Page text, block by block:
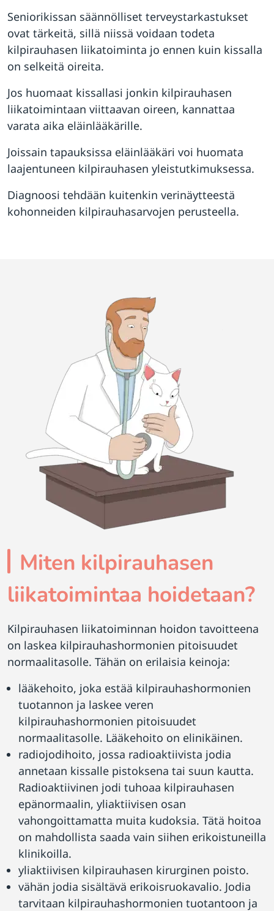
Seniorikissan säännölliset terveystarkastukset
ovat tärkeitä, sillä niissä voidaan todeta
kilpirauhasen liikatoiminta jo ennen kuin kissalla
on selkeitä oireita.
Jos huomaat kissallasi jonkin kilpirauhasen
liikatoimintaan viittaavan oireen, kannattaa
varata aika eläinlääkärille.
Joissain tapauksissa eläinlääkäri voi huomata
laajentuneen kilpirauhasen yleistutkimuksessa.
Diagnoosi tehdään kuitenkin verinäytteestä
kohonneiden kilpirauhasarvojen perusteella.
Miten kilpirauhasen
liikatoimintaa hoidetaan?
Kilpirauhasen liikatoiminnan hoidon tavoitteena
on laskea kilpirauhashormonien pitoisuudet
normaalitasolle. Tähän on erilaisia keinoja:
lääkehoito, joka estää kilpirauhashormonien
tuotannon ja laskee veren
kilpirauhashormonien pitoisuudet
normaalitasolle. Lääkehoito on elinikäinen.
radiojodihoito, jossa radioaktiivista jodia
annetaan kissalle pistoksena tai suun kautta.
Radioaktiivinen jodi tuhoaa kilpirauhasen
epänormaalin, yliaktiivisen osan
vahongoittamatta muita kudoksia. Tätä hoitoa
on mahdollista saada vain siihen erikoistuneilla
klinikoilla.
yliaktiivisen kilpirauhasen kirurginen poisto.
vähän jodia sisältävä erikoisruokavalio. Jodia
tarvitaan kilpirauhashormonien tuotantoon ja